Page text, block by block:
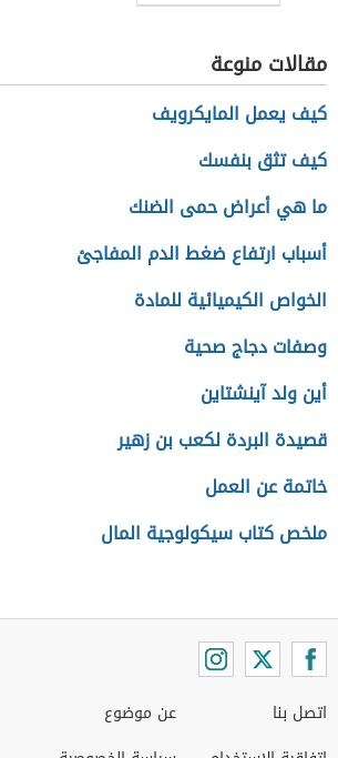
مقالات منوعة
كيف يعمل المايكرويف
كيف تثق بنفسك
ما هي أعراض حمى الضنك
أسباب ارتفاع ضغط الدم المفاجئ
الخواص الكيميائية للمادة
وصفات دجاج صحية
أين ولد آينشتاين
قصيدة البردة لكعب بن زهير
خاتمة عن العمل
ملخص كتاب سيكولوجية المال
اتصل بنا
عن موضوع